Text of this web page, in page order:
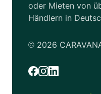
oder Mieten von
Händlern in
© 2026